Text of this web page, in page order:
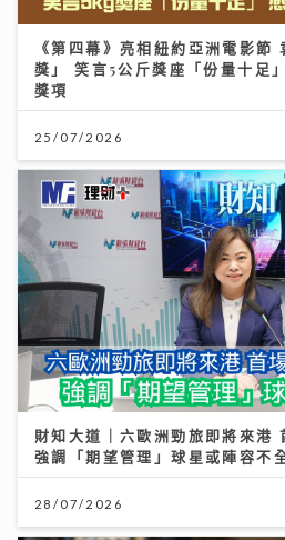
《第四幕》亮相紐約亞洲電影節
獎」 笑言5公斤獎座「份量十足
獎項
25/07/2026
財知大道｜六歐洲勁旅即將來港
強調「期望管理」球星或陣容不
28/07/2026